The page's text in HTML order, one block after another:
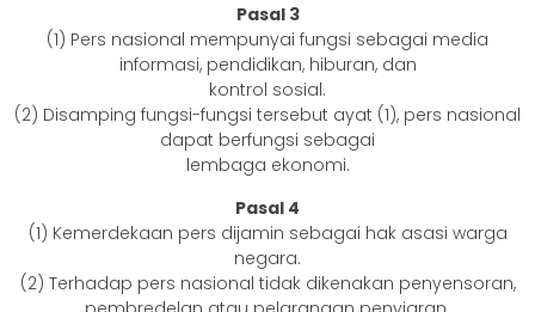
Pasal 3
(1) Pers nasional mempunyai fungsi sebagai media
informasi, pendidikan, hiburan, dan
kontrol sosial.
(2) Disamping fungsi-fungsi tersebut ayat (1), pers nasional
dapat berfungsi sebagai
lembaga ekonomi.
Pasal 4
(1) Kemerdekaan pers dijamin sebagai hak asasi warga
negara.
(2) Terhadap pers nasional tidak dikenakan penyensoran,